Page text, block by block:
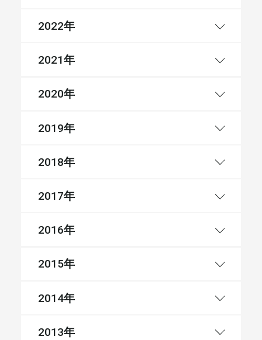
2022年
2021年
2020年
2019年
2018年
2017年
2016年
2015年
2014年
2013年